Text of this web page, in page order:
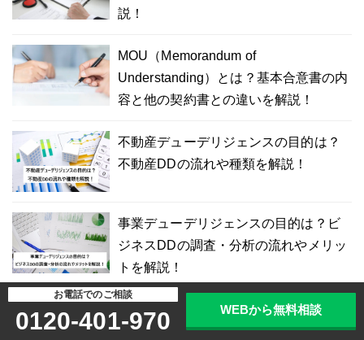
説！
MOU（Memorandum of
Understanding）とは？基本合意書の内
容と他の契約書との違いを解説！
不動産デューデリジェンスの目的は？
不動産DDの流れや種類を解説！
事業デューデリジェンスの目的は？ビ
ジネスDDの調査・分析の流れやメリッ
トを解説！
海外M&Aのメリットや手法は？買収の
目的や事例10選を解説！
お電話でのご相談
0120-401-970 WEBから無料相談